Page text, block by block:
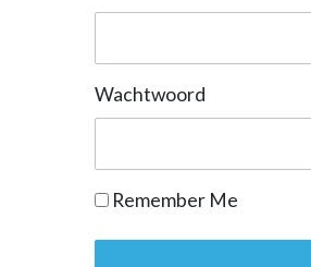
Wachtwoord
Remember Me